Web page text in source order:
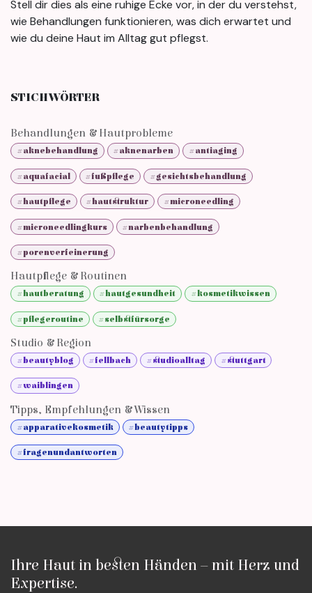
Stell dir dies als eine ruhige Ecke vor, in der du verstehst,
wie Behandlungen funktionieren, was dich erwartet und
wie du deine Haut im Alltag gut pflegst.
STICHWÖRTER
Behandlungen & Hautprobleme
#aknebehandlung #aknenarben #antiaging
#aquafacial #fußpflege #gesichtsbehandlung
#hautpflege #hautstruktur #microneedling
#microneedlingkurs #narbenbehandlung
#porenverfeinerung
Hautpflege & Routinen
#hautberatung #hautgesundheit #kosmetikwissen
#pflegeroutine #selbstfürsorge
Studio & Region
#beautyblog #fellbach #studioalltag #stuttgart
#waiblingen
Tipps, Empfehlungen & Wissen
#apparativekosmetik #beautytipps
#fragenundantworten
Ihre Haut in besten Händen – mit Herz und
Expertise.